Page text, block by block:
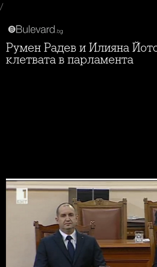
/
Румен Радев и Илияна Йотова преди
клетвата в парламента